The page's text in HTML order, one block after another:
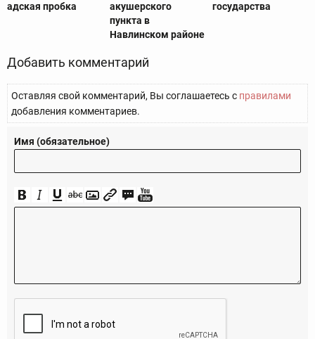
адская пробка
акушерского
пункта в
Навлинском районе
государства
Добавить комментарий
Оставляя свой комментарий, Вы соглашаетесь с правилами
добавления комментариев.
Имя (обязательное)